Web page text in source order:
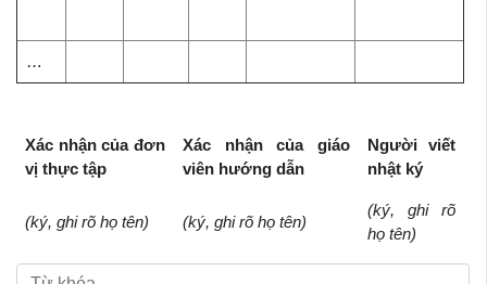
…
Xác nhận của đơn
vị thực tập
Xác nhận của giáo
viên hướng dẫn
Người viết
nhật ký
(ký, ghi rõ họ tên) (ký, ghi rõ họ tên)
(ký, ghi rõ
họ tên)